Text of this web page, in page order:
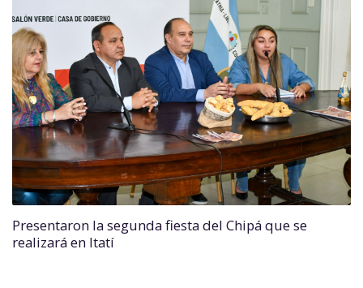
Presentaron la segunda fiesta del Chipá que se
realizará en Itatí